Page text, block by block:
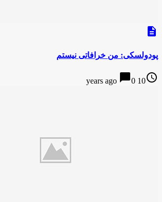
description
پودولسکی: من خرافاتی نیستم
access_time
10 years ago
chat_bubble0